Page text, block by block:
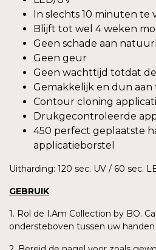
In slechts 10 minuten te
Blijft tot wel 4 weken
Geen schade aan
Geen geur
Geen wachttijd totdat
Gemakkelijk en dun
Contour cloning
Drukgecontroleerde
450 perfect geplaatste
applicatieborstel
Uitharding: 120 sec. UV / 60 sec.
GEBRUIK
1. Rol de I.Am Collection by BO.
ondersteboven tussen uw